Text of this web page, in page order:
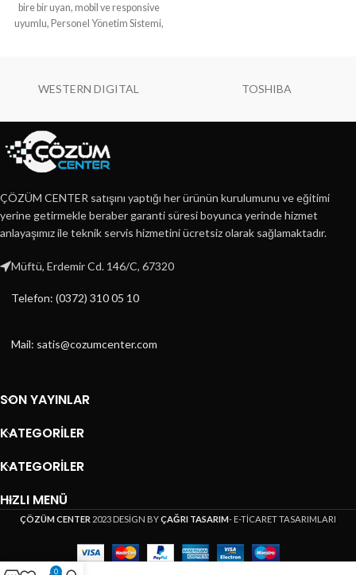
bire bir uyan, mobil ve responsive
uyumlu, Personel Yönetim Sistemi,
WESTERN DIGITAL TOSHIBA
ÇÖZÜM CENTER satışını yaptığı her ürünün kurulumunu ve eğitimi
yerine getirmekle beraber garanti süresi boyunca yerinde hizmet
anlayaşımız ile teknik servis hizmetini ücretsiz olarak sağlamaktadır.
Müftü, Erdemir Cd. 146/C, 67320
Telefon: (0372) 310 05 10
Mail: satis@cozumcenter.com
SON YAYINLAR
KATEGORILER
KATEGORILER
HIZLI MENÜ
ÇÖZÜM CENTER 2023 DESİGN BYÇAĞRI TASARIM- E-TİCARET TASARIMLARI
0